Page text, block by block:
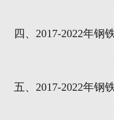
四、 2017-2022年钢
五、 2017-2022年钢